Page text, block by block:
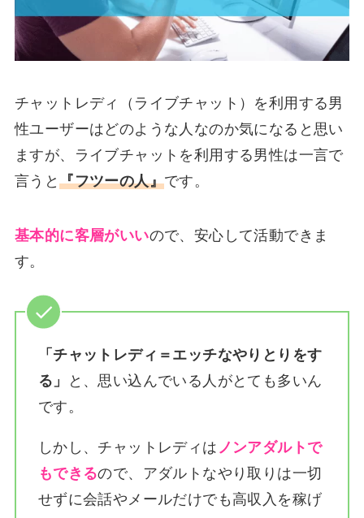
チャットレディ（ライブチャット）を利用する男
性ユーザーはどのような人なのか気になると思い
ますが、ライブチャットを利用する男性は一言で
言うと『フツーの人』です。
基本的に客層がいいので、安心して活動できま
す。
「チャットレディ＝エッチなやりとりをす
る」
と、思い込んでいる人がとても多いん
です。
しかし、チャットレディは ノンアダルトで
もできるので、アダルトなやり取りは一切
せずに会話やメールだけでも高収入を稼げ